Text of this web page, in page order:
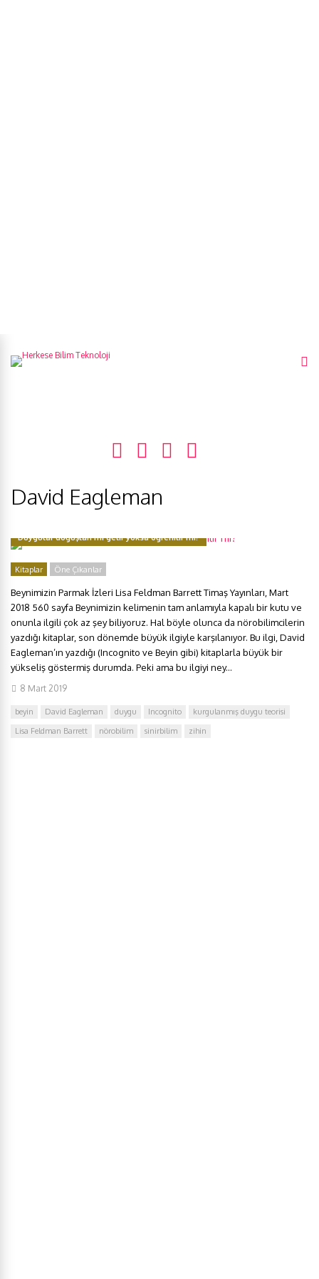
David Eagleman
Duygular doğuştan mı gelir yoksa öğrenilir mi?
Kitaplar Öne Çıkanlar
Beynimizin Parmak İzleri Lisa Feldman Barrett Timaş Yayınları, Mart
2018 560 sayfa Beynimizin kelimenin tam anlamıyla kapalı bir kutu ve
onunla ilgili çok az şey biliyoruz. Hal böyle olunca da nörobilimcilerin
yazdığı kitaplar, son dönemde büyük ilgiyle karşılanıyor. Bu ilgi, David
Eagleman’ın yazdığı (Incognito ve Beyin gibi) kitaplarla büyük bir
yükseliş göstermiş durumda. Peki ama bu ilgiyi ney...
8 Mart 2019
beyin David Eagleman duygu Incognito
kurgulanmış duygu teorisi
Lisa Feldman Barrett
nörobilim sinirbilim zihin